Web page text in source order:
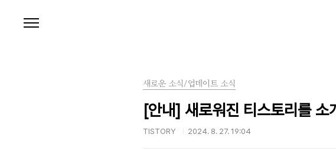
새로운 소식/업데이트 소식
[안내] 새로워진 티스토리를 소
TISTORY 2024. 8. 27. 19:04